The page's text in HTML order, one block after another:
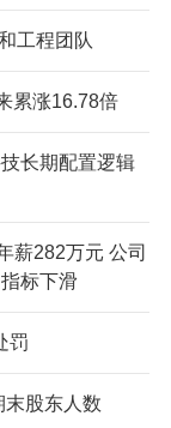
工程团队
累涨16.78倍
长期配置逻辑
薪282万元 公司
标下滑
罚
股东人数